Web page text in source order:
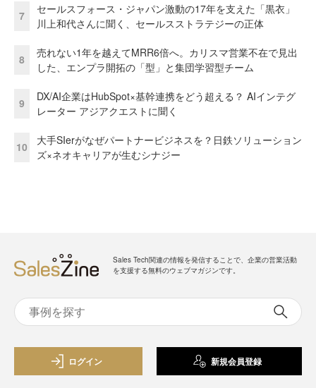
7
セールスフォース・ジャパン激動の17年を支えた「黒衣」
川上和代さんに聞く、セールスストラテジーの正体
8
売れない1年を越えてMRR6倍へ。カリスマ営業不在で見出
した、エンプラ開拓の「型」と集団学習型チーム
9
DX/AI企業はHubSpot×基幹連携をどう超える？ AIインテグ
レーター アジアクエストに聞く
10
大手SIerがなぜパートナービジネスを？日鉄ソリューション
ズ×ネオキャリアが生むシナジー
Sales Tech関連の情報を発信することで、企業の営業活動
を支援する無料のウェブマガジンです。
ログイン 新規会員登録